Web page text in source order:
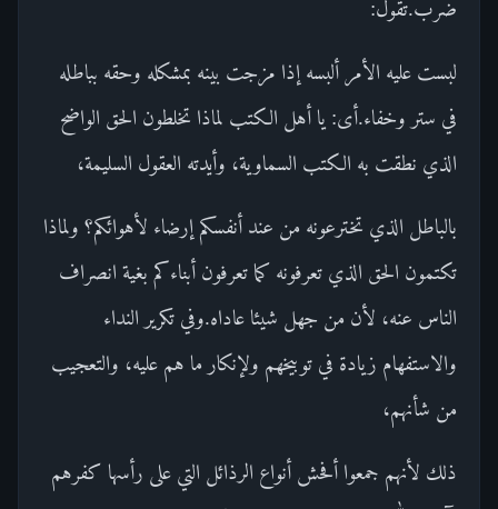
ضرب.تقول:
لبست عليه الأمر ألبسه إذا مزجت بينه بمشكله وحقه بباطله
في ستر وخفاء.أى: يا أهل الكتب لماذا تخلطون الحق الواضح
الذي نطقت به الكتب السماوية، وأيدته العقول السليمة،
بالباطل الذي تخترعونه من عند أنفسكم إرضاء لأهوائكم؟ ولماذا
تكتمون الحق الذي تعرفونه كما تعرفون أبناءكم بغية انصراف
الناس عنه، لأن من جهل شيئا عاداه.وفي تكرير النداء
والاستفهام زيادة في توبيخهم ولإنكار ما هم عليه، والتعجيب
من شأنهم،
ذلك لأنهم جمعوا أفحش أنواع الرذائل التي على رأسها كفرهم